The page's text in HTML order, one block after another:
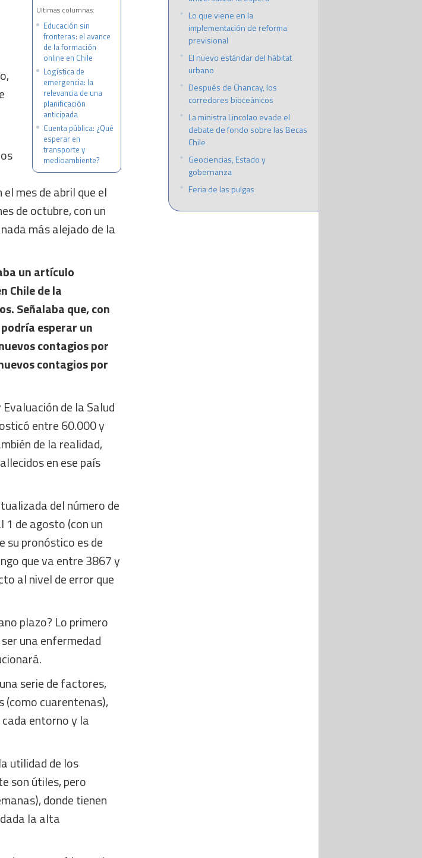
Ultimas columnas:
Educación sin
fronteras: el avance
de la formación
online en Chile
Logística de
emergencia: la
relevancia de una
planificación
anticipada
Cuenta pública: ¿Qué
esperar en
transporte y
medioambiente?
mes de abril que el
de octubre, con un
más alejado de la
un artículo
Chile de la
Señalaba que, con
esperar un
contagios por
contagios por
de la Salud
entre 60.000 y
de la realidad,
en ese país
del número de
1 de agosto (con un
su pronóstico es de
que va entre 3867 y
al nivel de error que
plazo? Lo primero
una enfermedad
serie de factores,
(como cuarentenas),
entorno y la
utilidad de los
son útiles, pero
donde tienen
la alta
Lo que viene en la
implementación de reforma
previsional
El nuevo estándar del hábitat
urbano
Después de Chancay, los
corredores bioceánicos
La ministra Lincolao evade el
debate de fondo sobre las Becas
Chile
Geociencias, Estado y
gobernanza
Feria de las pulgas